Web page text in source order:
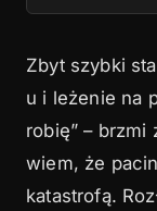
2 AMRAP:
3 For
4 Chipper:
Zbyt szybki
u i leżenie na
robię” – brzmi
wiem, że
katastrofą.